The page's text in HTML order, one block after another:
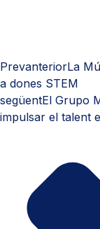
PrevanteriorLa
a dones STEM
següentEl Grupo
impulsar el talent